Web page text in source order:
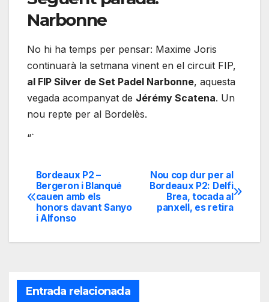
Narbonne
No hi ha temps per pensar: Maxime Joris
continuarà la setmana vinent en el circuit FIP,
al FIP Silver de Set Padel Narbonne, aquesta
vegada acompanyat de Jérémy Scatena. Un
nou repte per al Bordelès.
“`
Navegación
de
Nou cop dur per al
Bordeaux P2: Delfi
Brea, tocada al
panxell, es retira
Bordeaux P2 –
Bergeron i Blanqué
cauen amb els
honors davant Sanyo
i Alfonso
Entrada relacionada